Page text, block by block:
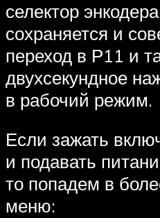
селектор
сохраняется и
переход в Р11 и
двухсекундное
в рабочий режим.
Если зажать
и подавать
то попадем в
меню: